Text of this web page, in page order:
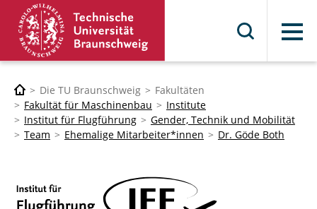
Menü
Die TU Braunschweig
Fakultäten
Fakultät für Maschinenbau
Institute
Institut für Flugführung
Gender, Technik und Mobilität
Team
Ehemalige Mitarbeiter*innen Dr. Göde Both